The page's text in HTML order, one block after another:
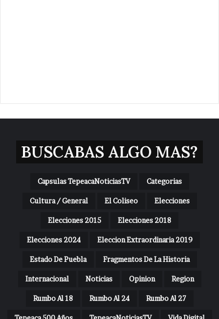
BUSCABAS ALGO MAS?
Capsulas TepeacaNoticiasTV Categorias
Cultura / General El Coliseo Elecciones
Elecciones 2015 Elecciones 2018
Elecciones 2024 Eleccion Extraordinaria 2019
Estado De Puebla Fragmentos De La Historia
Internacional Noticias Opinion Region
Rumbo Al 18 Rumbo Al 24 Rumbo Al 27